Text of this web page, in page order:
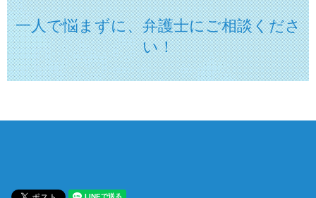
一人で悩まずに、弁護士にご相談くださ
い！